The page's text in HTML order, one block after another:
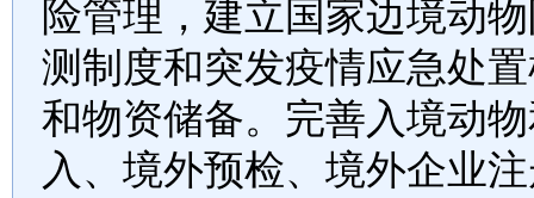
险管理，建立国家边境动
测制度和突发疫情应急处
和物资储备。完善入境动
入、境外预检、境外企业